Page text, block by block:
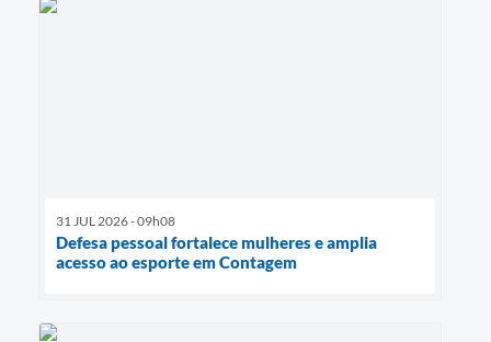
31 JUL 2026 - 09h08
Defesa pessoal fortalece mulheres e amplia
acesso ao esporte em Contagem